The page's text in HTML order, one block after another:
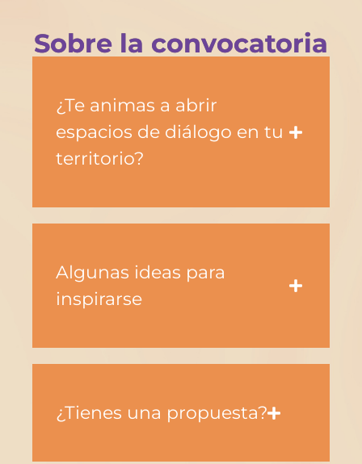
Sobre la convocatoria
¿Te animas a abrir
espacios de diálogo en tu
territorio?
Algunas ideas para
inspirarse
¿Tienes una propuesta?